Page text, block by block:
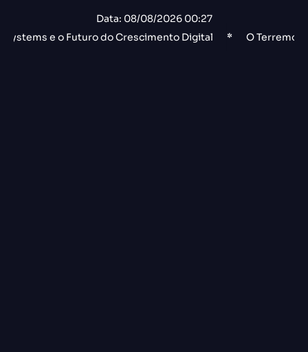
Data: 08/08/2026 00:27
o Futuro do Crescimento Digital
* O Terremoto no Vale